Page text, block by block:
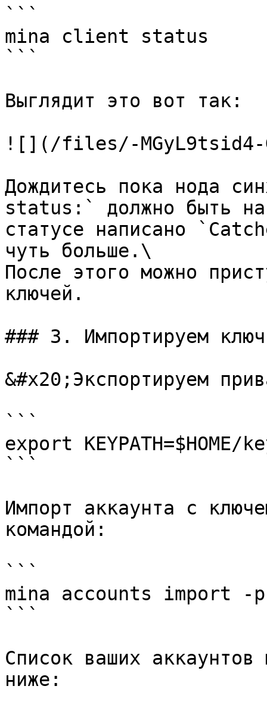
```
mina client status
```
Выглядит это вот так:
![](/files/-MGyL9tsid4-
Дождитесь пока нода
status:` должно быть
статусе написано
чуть больше.\
После этого можно
ключей.
### 3. Импортируем
&#x20;Экспортируем
```
export
```
Импорт аккаунта с
командой:
```
mina accounts import -
```
Список ваших аккаунтов
ниже: